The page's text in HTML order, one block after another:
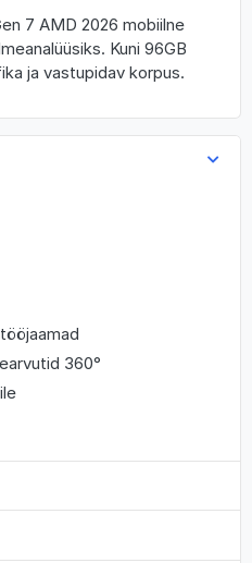
360°
7 AMD 2026 mobiilne
Kuni 96GB
ja vastupidav korpus.